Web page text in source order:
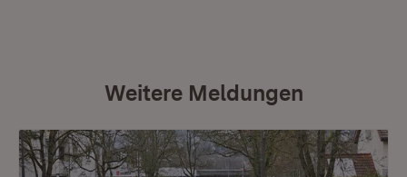
Weitere Meldungen